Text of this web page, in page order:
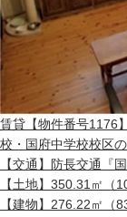
賃貸 【物件番号
校・国府中学校校区
【交通】 防長交通『
【土地】 350.31㎡（
【建物】 276.22㎡（